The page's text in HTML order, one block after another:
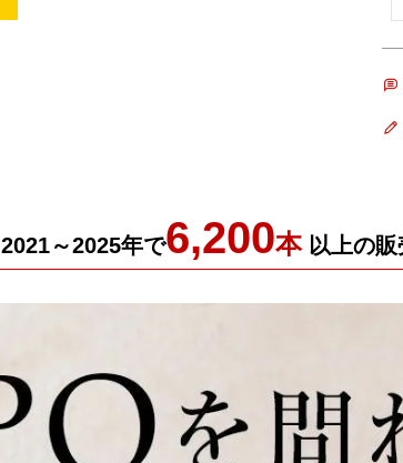
2021～2025年で6,200本以上の販